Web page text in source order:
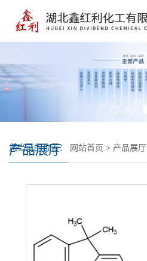
产品展厅
您当前的位置： 网站首页 > 产品展厅